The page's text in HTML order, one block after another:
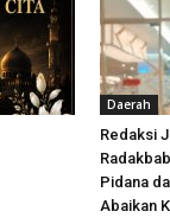
Daerah
Redaksi
Pidana
Abaikan